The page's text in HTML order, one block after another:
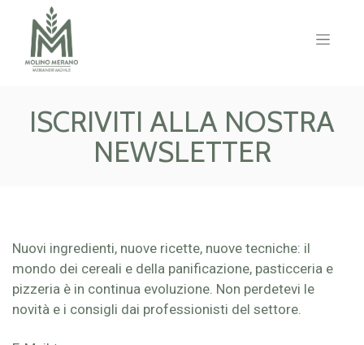
ISCRIVITI ALLA NOSTRA
NEWSLETTER
Nuovi ingredienti, nuove ricette, nuove tecniche: il
mondo dei cereali e della panificazione, pasticceria e
pizzeria è in continua evoluzione. Non perdetevi le
novità e i consigli dai professionisti del settore.